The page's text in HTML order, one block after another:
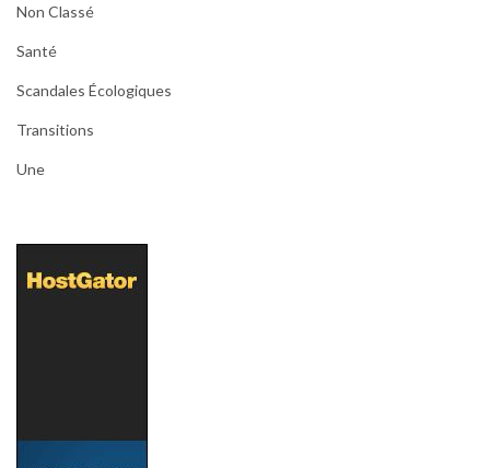
Non Classé
Santé
Scandales Écologiques
Transitions
Une